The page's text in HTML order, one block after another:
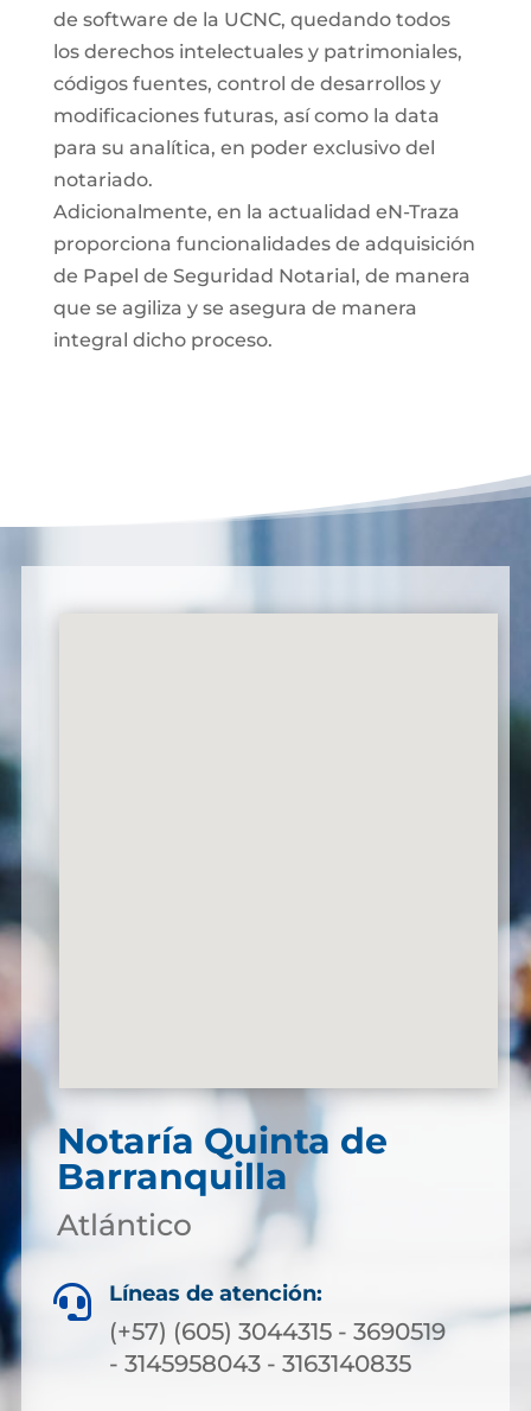
de software de la UCNC, quedando todos
los derechos intelectuales y patrimoniales,
códigos fuentes, control de desarrollos y
modificaciones futuras, así como la data
para su analítica, en poder exclusivo del
notariado.
Adicionalmente, en la actualidad eN-Traza
proporciona funcionalidades de adquisición
de Papel de Seguridad Notarial, de manera
que se agiliza y se asegura de manera
integral dicho proceso.
Notaría Quinta de
Barranquilla
Atlántico
 Líneas de atención:
(+57) (605) 3044315 - 3690519
- 3145958043 - 3163140835